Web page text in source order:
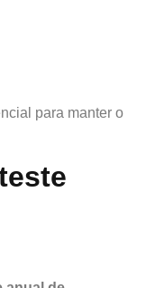
para manter o